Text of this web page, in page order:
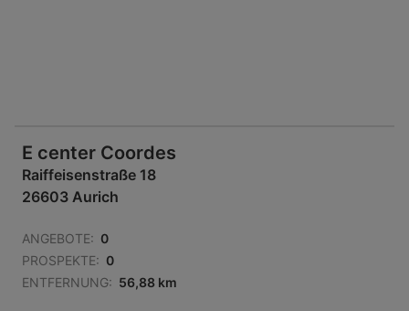
E center Coordes
Raiffeisenstraße 18
26603 Aurich
ANGEBOTE: 0
PROSPEKTE: 0
ENTFERNUNG: 56,88 km